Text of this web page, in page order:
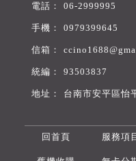
06-2999995
0979399645
93503837
台南市安平區怡
回首頁 服務項